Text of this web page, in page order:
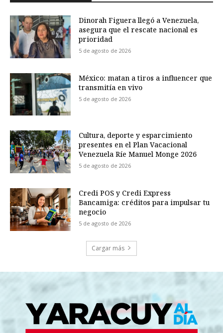
Dinorah Figuera llegó a Venezuela,
asegura que el rescate nacional es
prioridad
5 de agosto de 2026
México: matan a tiros a influencer que
transmitía en vivo
5 de agosto de 2026
Cultura, deporte y esparcimiento
presentes en el Plan Vacacional
Venezuela Ríe Manuel Monge 2026
5 de agosto de 2026
Credi POS y Credi Express
Bancamiga: créditos para impulsar tu
negocio
5 de agosto de 2026
Cargar más